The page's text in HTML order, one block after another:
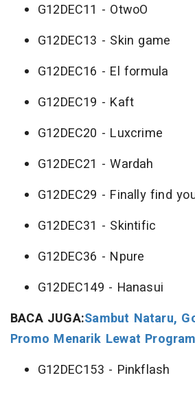
G12DEC11 - OtwoO
G12DEC13 - Skin game
G12DEC16 - El formula
G12DEC19 - Kaft
G12DEC20 - Luxcrime
G12DEC21 - Wardah
G12DEC29 - Finally find
G12DEC31 - Skintific
G12DEC36 - Npure
G12DEC149 - Hanasui
BACA JUGA:Sambut Nataru,
Promo Menarik Lewat Program
G12DEC153 - Pinkflash